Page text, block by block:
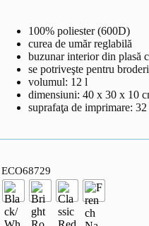
100% poliester (600D)
curea de umăr reglabilă
buzunar interior din plasă
se potriveşte pentru
volumul: 12 l
dimensiuni: 40 x 30 x 10
suprafaţa de imprimare:
ECO68729